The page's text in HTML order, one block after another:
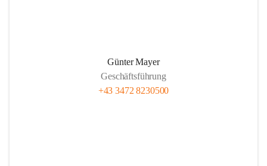
Günter Mayer
Geschäftsführung
+43 3472 8230500